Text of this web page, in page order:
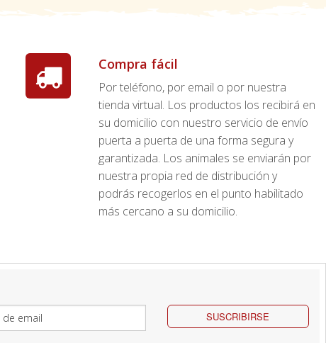
Compra fácil
Por teléfono, por email o por nuestra
tienda virtual. Los productos los recibirá en
su domicilio con nuestro servicio de envío
puerta a puerta de una forma segura y
garantizada. Los animales se enviarán por
nuestra propia red de distribución y
podrás recogerlos en el punto habilitado
más cercano a su domicilio.
SUSCRIBIRSE